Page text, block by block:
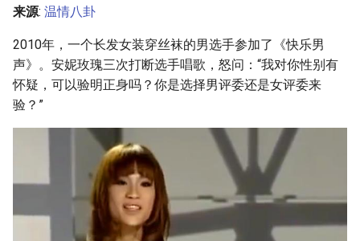
z
i
n
g
s
r
来源: 温情八卦
2010年，一个长发女装穿丝袜的男选手参加了《快乐男
声》。安妮玫瑰三次打断选手唱歌，怒问：“我对你性别有
怀疑，可以验明正身吗？你是选择男评委还是女评委来
验？”